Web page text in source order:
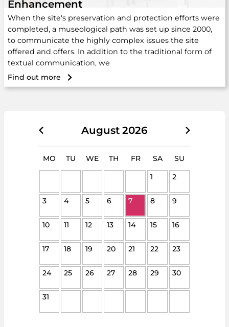
Enhancement
When the site's preservation and protection efforts were
completed, a museological path was set up since 2000,
to communicate the highly complex issues the site
offered and offers. In addition to the traditional form of
textual communication, we
Find out more
August 2026
MO TU WE TH FR SA
SU
1
2
3 4 5 6 7 8 9
10 11 12 13 14 15 16
17 18 19 20 21 22 23
24 25 26 27 28 29 30
31